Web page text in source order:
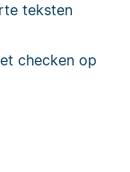
teksten
checken op